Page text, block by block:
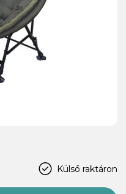
Külső raktáron